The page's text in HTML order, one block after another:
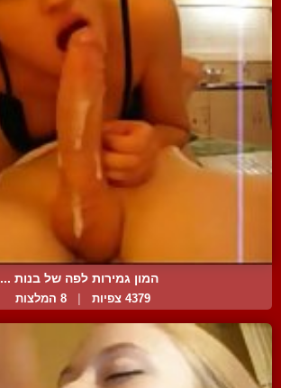
המון גמירות לפה של בנות ...
4379 צפיות 8 המלצות